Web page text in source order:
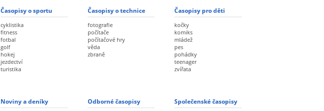
Časopisy o sportu
cyklistika
fitness
fotbal
golf
hokej
jezdectví
turistika
Časopisy o technice
fotografie
počítače
počítačové hry
věda
zbraně
Časopisy pro děti
kočky
komiks
mládež
pes
pohádky
teenager
zvířata
Noviny a deníky Odborné časopisy Společenské časopisy